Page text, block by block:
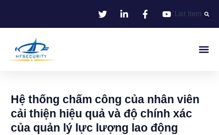
List Item
Hệ thống chấm công của nhân viên
cải thiện hiệu quả và độ chính xác
của quản lý lực lượng lao động